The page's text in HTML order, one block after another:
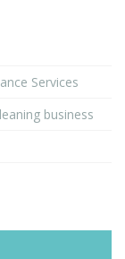
Services
business